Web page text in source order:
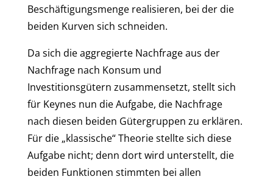
Beschäftigungsmenge realisieren, bei der die
beiden Kurven sich schneiden.
Da sich die aggregierte Nachfrage aus der
Nachfrage nach Konsum und
Investitionsgütern zusammensetzt, stellt sich
für Keynes nun die Aufgabe, die Nachfrage
nach diesen beiden Gütergruppen zu erklären.
Für die „klassische“ Theorie stellte sich diese
Aufgabe nicht; denn dort wird unterstellt, die
beiden Funktionen stimmten bei allen